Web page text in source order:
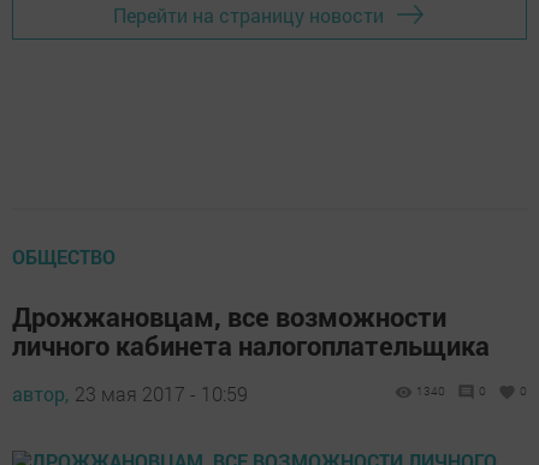
Перейти на страницу новости
ОБЩЕСТВО
Дрожжановцам, все возможности
личного кабинета налогоплательщика
автор, 23 мая 2017 - 10:59 1340 0 0